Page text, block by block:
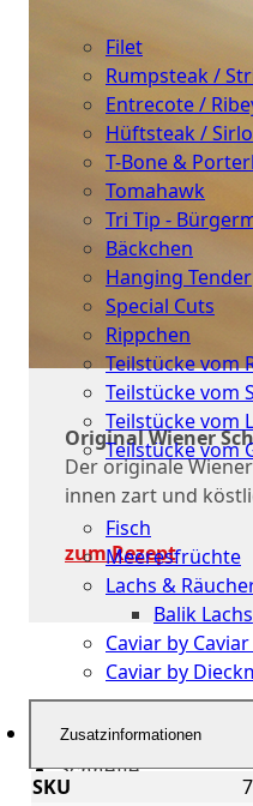
Cuts
Filet
Rumpsteak /
Entrecote /
Hüftsteak /
T-Bone &
Tomahawk
Tri Tip -
Bäckchen
Hanging Tender
Special Cuts
Rippchen
Teilstücke vom
Teilstücke vom
Teilstücke vom
Teilstücke vom
Seafood
Fisch
Meeresfrüchte
Lachs &
Balik Lachs
Caviar by
Caviar by
Schnelle
Küche
Original Wiener
Der originale
innen zart und
zum Rezept
Zusatzinformationen
SKU